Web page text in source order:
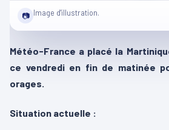
📷 Image d'illustration.
Météo-France a placé la
ce vendredi en fin de matinée
orages.
Situation actuelle :